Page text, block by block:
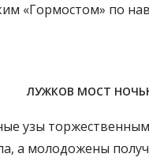
«Гормостом» по
ЛУЖКОВ МОСТ
узы
а молодожены